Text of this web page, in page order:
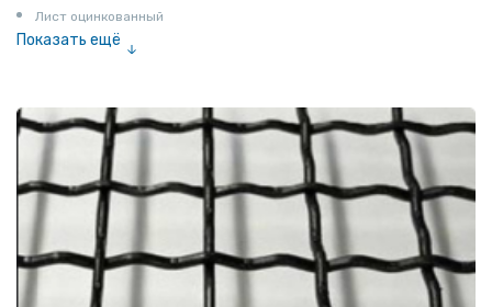
Лист оцинкованный
Показать ещё